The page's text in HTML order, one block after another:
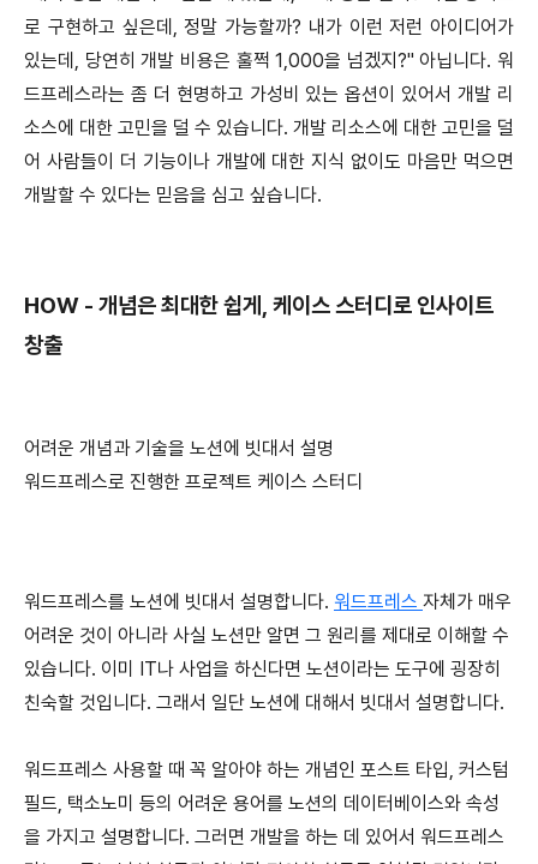
로 구현하고 싶은데, 정말 가능할까? 내가 이런 저런 아이디어가
있는데, 당연히 개발 비용은 훌쩍 1,000을 넘겠지?" 아닙니다. 워
드프레스라는 좀 더 현명하고 가성비 있는 옵션이 있어서 개발 리
소스에 대한 고민을 덜 수 있습니다. 개발 리소스에 대한 고민을 덜
어 사람들이 더 기능이나 개발에 대한 지식 없이도 마음만 먹으면
개발할 수 있다는 믿음을 심고 싶습니다.
HOW - 개념은 최대한 쉽게, 케이스 스터디로 인사이트
창출
어려운 개념과 기술을 노션에 빗대서 설명
워드프레스로 진행한 프로젝트 케이스 스터디
워드프레스를 노션에 빗대서 설명합니다. 워드프레스 자체가 매우
어려운 것이 아니라 사실 노션만 알면 그 원리를 제대로 이해할 수
있습니다. 이미 IT나 사업을 하신다면 노션이라는 도구에 굉장히
친숙할 것입니다. 그래서 일단 노션에 대해서 빗대서 설명합니다.
워드프레스 사용할 때 꼭 알아야 하는 개념인 포스트 타입, 커스텀
필드, 택소노미 등의 어려운 용어를 노션의 데이터베이스와 속성
을 가지고 설명합니다. 그러면 개발을 하는 데 있어서 워드프레스